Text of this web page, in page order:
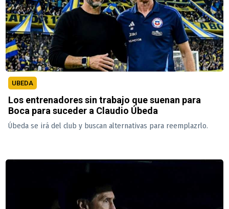
UBEDA
Los entrenadores sin trabajo que suenan para
Boca para suceder a Claudio Úbeda
Úbeda se irá del club y buscan alternativas para reemplazrlo.